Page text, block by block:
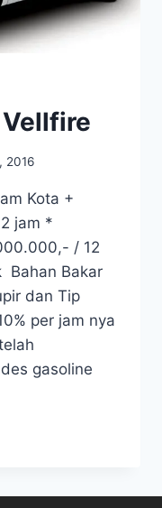
2016
Kota +
jam *
/ 12
Bahan Bakar
dan Tip
per jam nya
gasoline